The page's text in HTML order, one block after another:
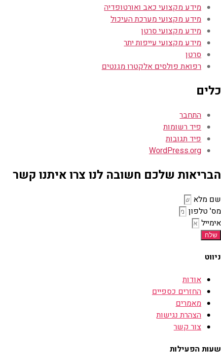
מידע מקצועי כאב ואורטופדיה
מידע מקצועי מערכת העיכול
מידע מקצועי סרטן
מידע מקצועי עייפות יתר
סרטן
רפואת פולסים אלקטרו מגנטים
כלים
התחבר
פיד רשומות
פיד תגובות
WordPress.org
הבריאות שלכם חשובה לנו צרו איתנו קשר
שם מלא
מס' טלפון
אימייל
שלח
ניווט
אודות
החזרים כספיים
מאמרים
הצהרת נגישות
צור קשר
שעות הפעילות